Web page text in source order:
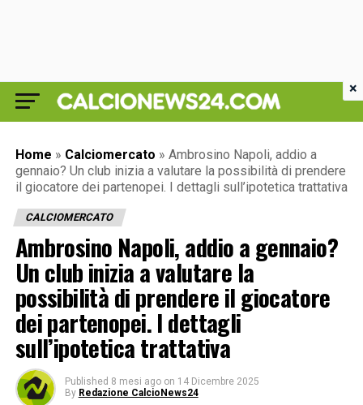
Home » Calciomercato » Ambrosino Napoli, addio a
gennaio? Un club inizia a valutare la possibilità di prendere
il giocatore dei partenopei. I dettagli sull’ipotetica trattativa
CALCIOMERCATO
Ambrosino Napoli, addio a gennaio?
Un club inizia a valutare la
possibilità di prendere il giocatore
dei partenopei. I dettagli
sull’ipotetica trattativa
Published 8 mesi ago on 14 Dicembre 2025
By Redazione CalcioNews24
×